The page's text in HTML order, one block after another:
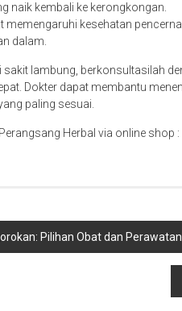
naik kembali ke kerongkongan.
memengaruhi kesehatan
dalam.
lambung, berkonsultasilah
Dokter dapat membantu
paling sesuai.
Herbal via online shop :
Pilihan Obat dan